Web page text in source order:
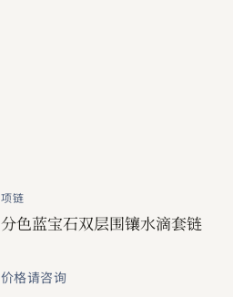
项链
分色蓝宝石双层围镶水滴套链
价格请咨询